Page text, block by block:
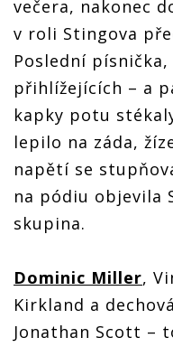
večera, nakonec
v roli Stingova
Poslední
přihlížejících – a
kapky potu
lepilo na záda,
napětí se
na pódiu objevila
skupina.
Dominic Miller,
Kirkland a
Jonathan Scott –